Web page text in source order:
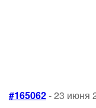
#165062- 23 июня